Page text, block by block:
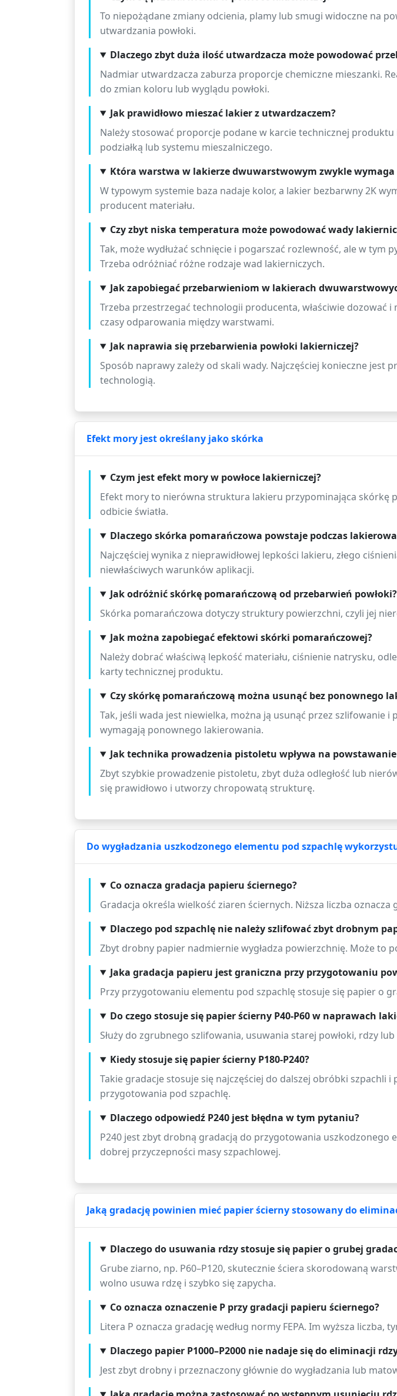
To niepożądane zmiany odcienia, plamy lub smugi widoczne na
utwardzania powłoki.
Dlaczego zbyt duża ilość utwardzacza może powodować
Nadmiar utwardzacza zaburza proporcje chemiczne mieszanki.
do zmian koloru lub wyglądu powłoki.
Jak prawidłowo mieszać lakier z utwardzaczem?
Należy stosować proporcje podane w karcie technicznej produktu
podziałką lub systemu mieszalniczego.
Która warstwa w lakierze dwuwarstwowym zwykle wymaga
W typowym systemie baza nadaje kolor, a lakier bezbarwny 2K
producent materiału.
Czy zbyt niska temperatura może powodować wady
Tak, może wydłużać schnięcie i pogarszać rozlewność, ale w tym
Trzeba odróżniać różne rodzaje wad lakierniczych.
Jak zapobiegać przebarwieniom w lakierach
Trzeba przestrzegać technologii producenta, właściwie dozować
czasy odparowania między warstwami.
Jak naprawia się przebarwienia powłoki lakierniczej?
Sposób naprawy zależy od skali wady. Najczęściej konieczne
technologią.
Efekt mory jest określany jako skórka
Czym jest efekt mory w powłoce lakierniczej?
Efekt mory to nierówna struktura lakieru przypominająca skórkę
odbicie światła.
Dlaczego skórka pomarańczowa powstaje podczas
Najczęściej wynika z nieprawidłowej lepkości lakieru, złego
niewłaściwych warunków aplikacji.
Jak odróżnić skórkę pomarańczową od przebarwień powłoki?
Skórka pomarańczowa dotyczy struktury powierzchni, czyli jej
Jak można zapobiegać efektowi skórki pomarańczowej?
Należy dobrać właściwą lepkość materiału, ciśnienie natrysku,
karty technicznej produktu.
Czy skórkę pomarańczową można usunąć bez ponownego
Tak, jeśli wada jest niewielka, można ją usunąć przez szlifowanie
wymagają ponownego lakierowania.
Jak technika prowadzenia pistoletu wpływa na
Zbyt szybkie prowadzenie pistoletu, zbyt duża odległość lub
się prawidłowo i utworzy chropowatą strukturę.
Do wygładzania uszkodzonego elementu pod szpachlę
Co oznacza gradacja papieru ściernego?
Gradacja określa wielkość ziaren ściernych. Niższa liczba
Dlaczego pod szpachlę nie należy szlifować zbyt drobnym
Zbyt drobny papier nadmiernie wygładza powierzchnię. Może to
Jaka gradacja papieru jest graniczna przy przygotowaniu
Przy przygotowaniu elementu pod szpachlę stosuje się papier o
Do czego stosuje się papier ścierny P40-P60 w naprawach
Służy do zgrubnego szlifowania, usuwania starej powłoki, rdzy
Kiedy stosuje się papier ścierny P180-P240?
Takie gradacje stosuje się najczęściej do dalszej obróbki
przygotowania pod szpachlę.
Dlaczego odpowiedź P240 jest błędna w tym pytaniu?
P240 jest zbyt drobną gradacją do przygotowania uszkodzonego
dobrej przyczepności masy szpachlowej.
Jaką gradację powinien mieć papier ścierny stosowany do
Dlaczego do usuwania rdzy stosuje się papier o grubej
Grube ziarno, np. P60–P120, skutecznie ściera skorodowaną
wolno usuwa rdzę i szybko się zapycha.
Co oznacza oznaczenie P przy gradacji papieru ściernego?
Litera P oznacza gradację według normy FEPA. Im wyższa
Dlaczego papier P1000–P2000 nie nadaje się do eliminacji
Jest zbyt drobny i przeznaczony głównie do wygładzania lub